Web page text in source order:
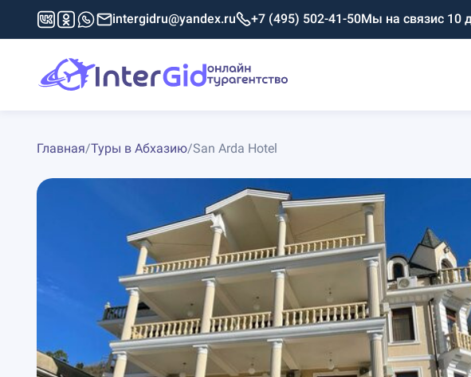
intergidru@yandex.ru +7 (495) 502-41-50Мы на связис 10
Главная/Туры в Абхазию/San Arda Hotel